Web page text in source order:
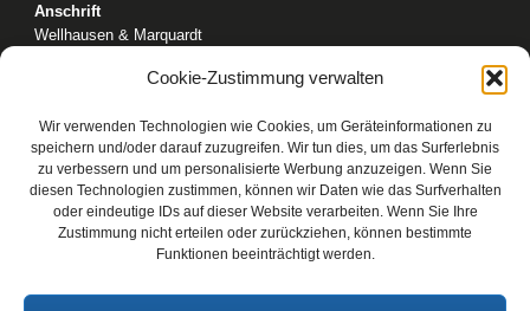
Cookie-Zustimmung verwalten
Wir verwenden Technologien wie Cookies, um Geräteinformationen zu
speichern und/oder darauf zuzugreifen. Wir tun dies, um das Surferlebnis
zu verbessern und um personalisierte Werbung anzuzeigen. Wenn Sie
diesen Technologien zustimmen, können wir Daten wie das Surfverhalten
oder eindeutige IDs auf dieser Website verarbeiten. Wenn Sie Ihre
Zustimmung nicht erteilen oder zurückziehen, können bestimmte
Funktionen beeinträchtigt werden.
Anschrift
Wellhausen & Marquardt
Mundsburger Damm 6
Kontakt
Telefon: 0 40 / 42 91 77-0
E-Mail:post@wm-medien.de
Web:www.wm-medien.de